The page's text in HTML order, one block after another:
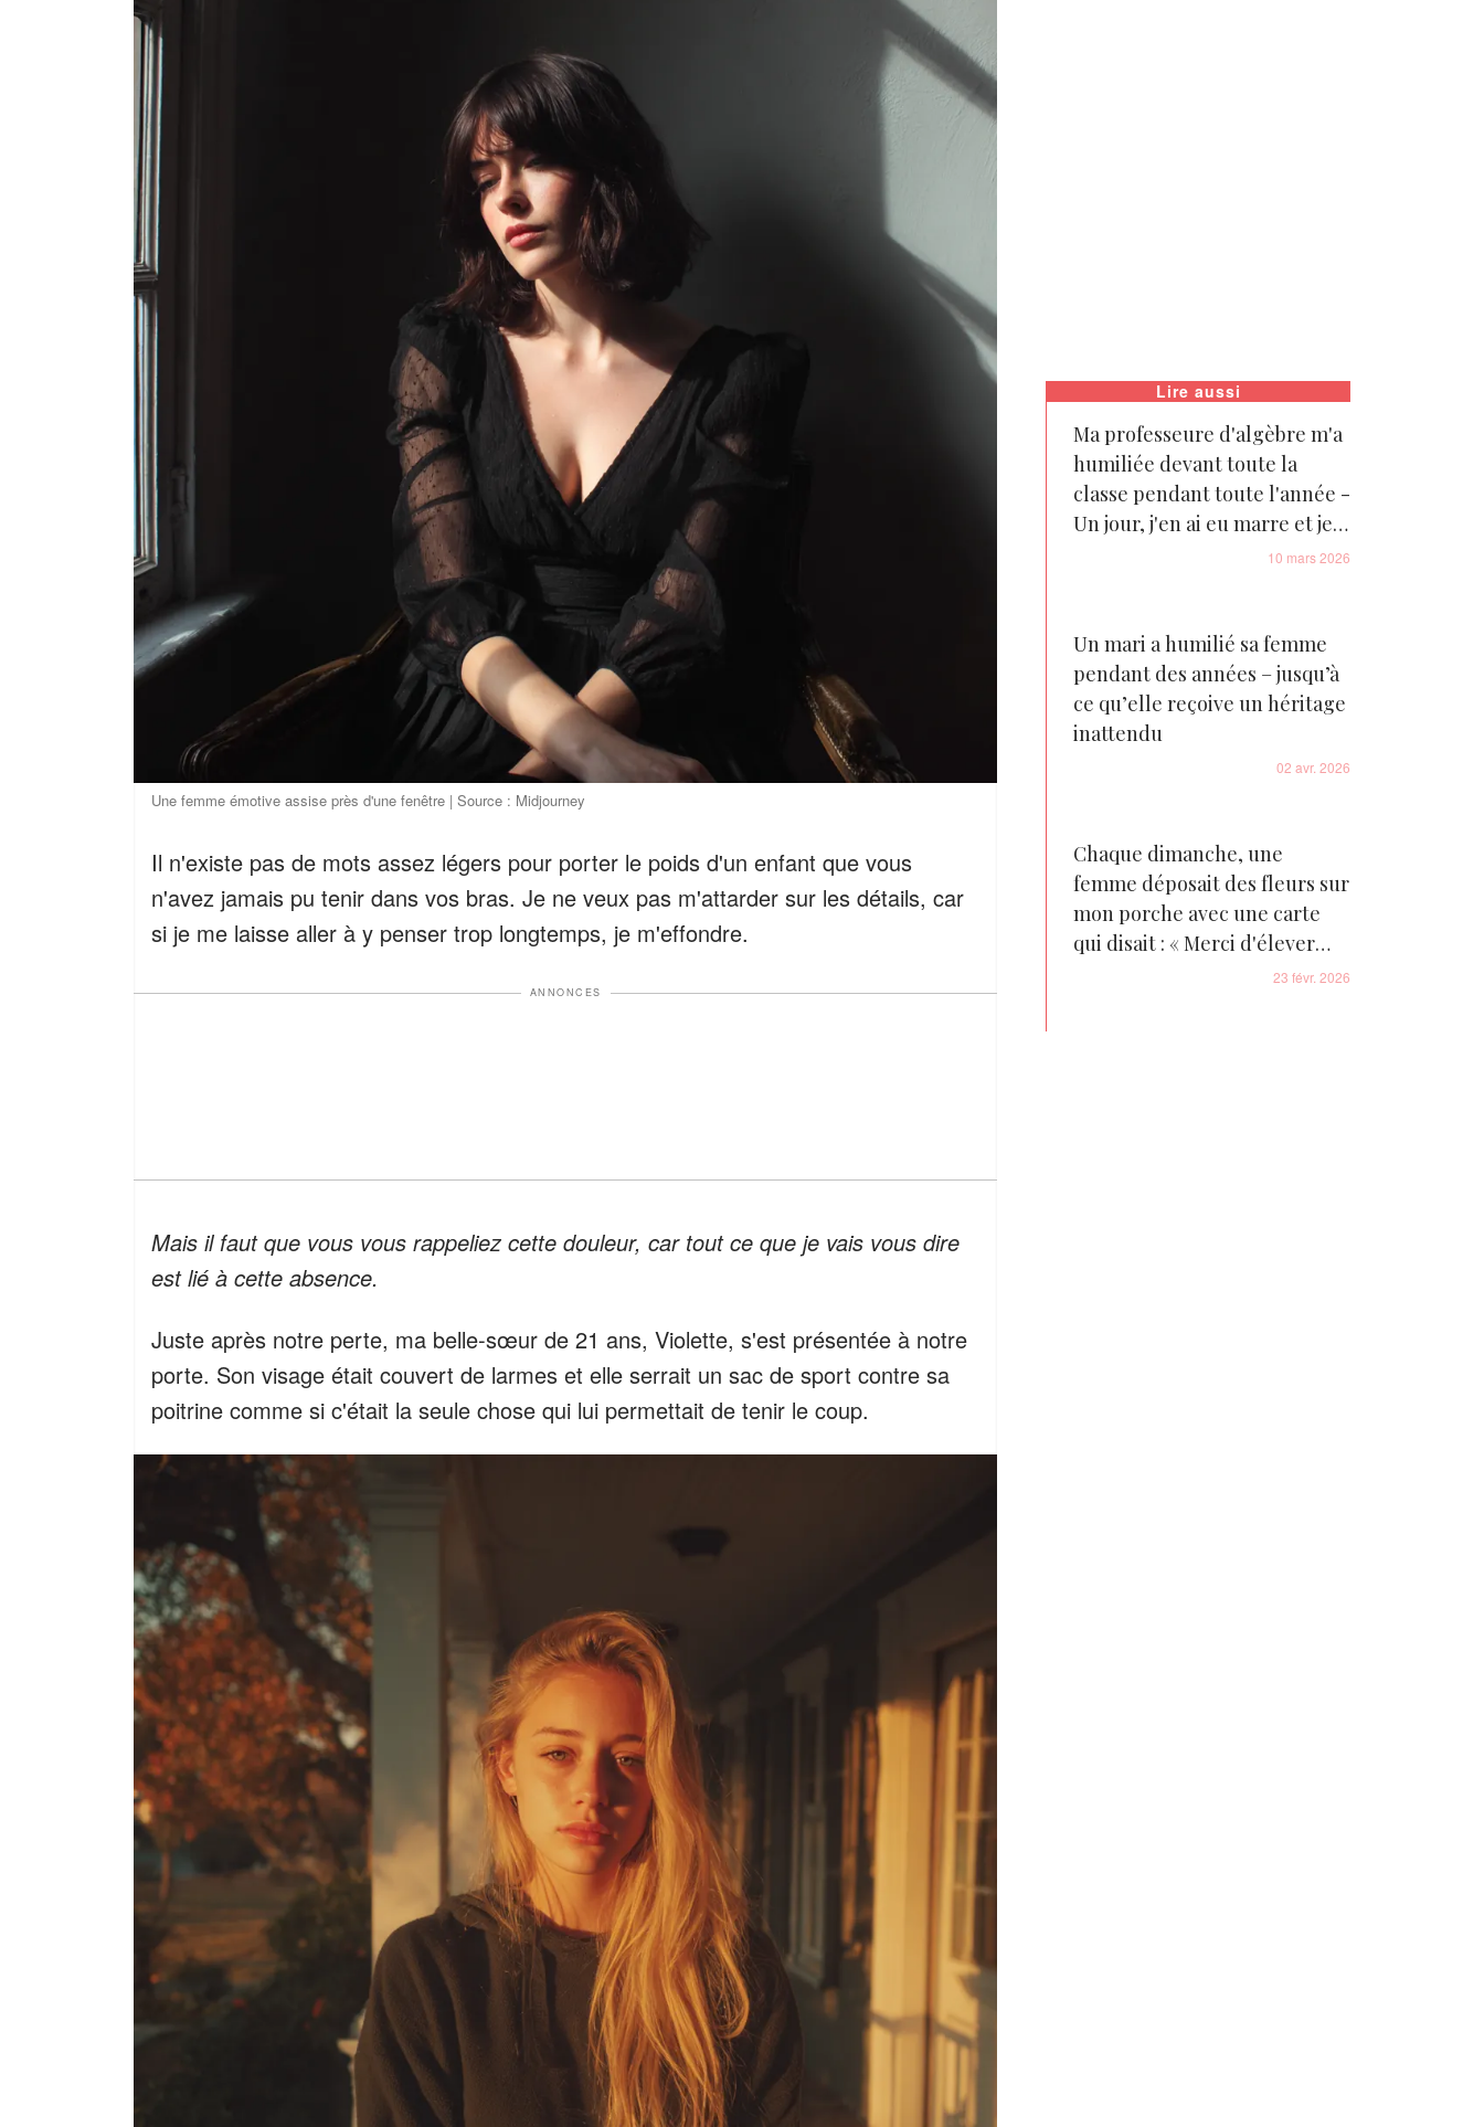
Une femme émotive assise près d'une fenêtre | Source : Midjourney
Il n'existe pas de mots assez légers pour porter le poids d'un enfant que vous
n'avez jamais pu tenir dans vos bras. Je ne veux pas m'attarder sur les détails, car
si je me laisse aller à y penser trop longtemps, je m'effondre.
ANNONCES
Mais il faut que vous vous rappeliez cette douleur, car tout ce que je vais vous dire
est lié à cette absence.
Juste après notre perte, ma belle-sœur de 21 ans, Violette, s'est présentée à notre
porte. Son visage était couvert de larmes et elle serrait un sac de sport contre sa
poitrine comme si c'était la seule chose qui lui permettait de tenir le coup.
Lire aussi
Ma professeure d'algèbre m'a
humiliée devant toute la
classe pendant toute l'année -
Un jour, j'en ai eu marre et je
lui ai fait regretter chaque
10 mars 2026
Un mari a humilié sa femme
pendant des années – jusqu’à
ce qu’elle reçoive un héritage
inattendu
02 avr. 2026
Chaque dimanche, une
femme déposait des fleurs sur
mon porche avec une carte
qui disait : « Merci d'élever
mon fils », mais je n'ai qu'un
23 févr. 2026